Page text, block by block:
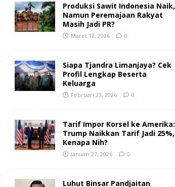
Produksi Sawit Indonesia Naik,
Namun Peremajaan Rakyat
Masih Jadi PR?
Maret 12, 2026 0
Siapa Tjandra Limanjaya? Cek
Profil Lengkap Beserta
Keluarga
Februari 23, 2026 0
Tarif Impor Korsel ke Amerika:
Trump Naikkan Tarif Jadi 25%,
Kenapa Nih?
Januari 27, 2026 0
Luhut Binsar Pandjaitan